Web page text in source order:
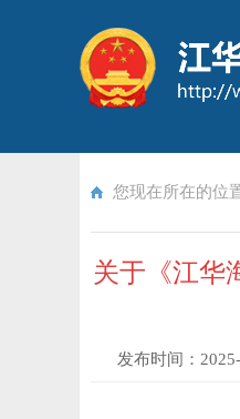
您现在所在的位
关于《江华
发布时间：